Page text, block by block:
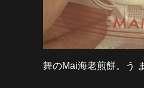
舞のMai海老煎餅。う